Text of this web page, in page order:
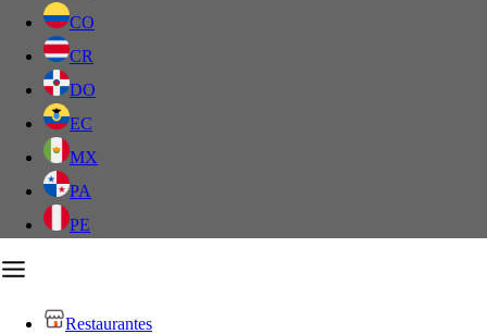
CO
CR
DO
EC
MX
PA
PE
Restaurantes